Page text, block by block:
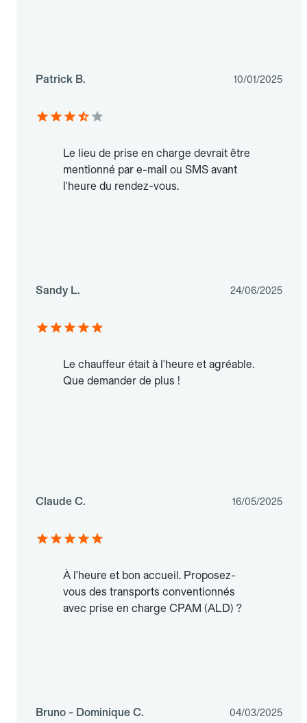
Patrick B. 10/01/2025
Le lieu de prise en charge devrait être
mentionné par e-mail ou SMS avant
l'heure du rendez-vous.
Sandy L. 24/06/2025
Le chauffeur était à l'heure et agréable.
Que demander de plus !
Claude C. 16/05/2025
À l'heure et bon accueil. Proposez-
vous des transports conventionnés
avec prise en charge CPAM (ALD) ?
Bruno - Dominique C. 04/03/2025